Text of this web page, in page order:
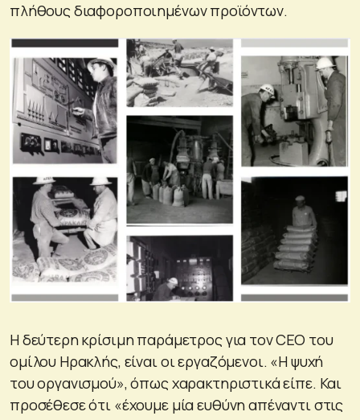
πλήθους διαφοροποιημένων προϊόντων.
Η δεύτερη κρίσιμη παράμετρος για τον CEO του
ομίλου Ηρακλής, είναι οι εργαζόμενοι. «Η ψυχή
του οργανισμού», όπως χαρακτηριστικά είπε. Και
προσέθεσε ότι «έχουμε μία ευθύνη απέναντι στις